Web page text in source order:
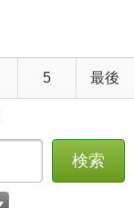
5 最後
検索